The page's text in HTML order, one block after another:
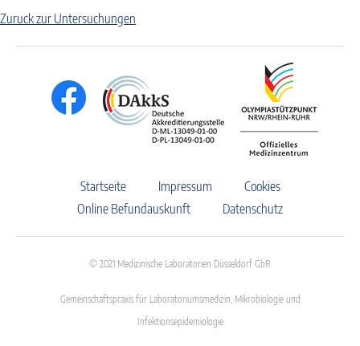
Zuruck zur Untersuchungen
Startseite Impressum
Cookies
Online Befundauskunft
Datenschutz
© 2021 Medizinische Laboratorien Düsseldorf GbR
Gemeinschaftspraxis für Laboratoriumsmedizin, Mikrobiologie und
Infektionsepidemiologie